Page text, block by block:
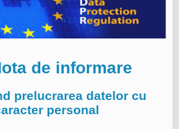
de informare
prelucrarea datelor cu
personal